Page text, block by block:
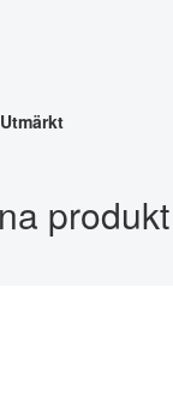
Utmärkt
produkt